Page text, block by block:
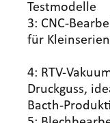
Testmodelle
3: CNC-
für
4: RTV-
Druckguss,
Bacth-